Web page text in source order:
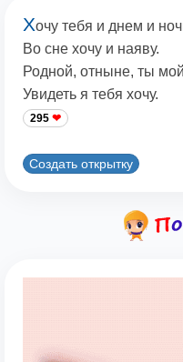
Хочу тебя и днем и
Во сне хочу и наяву.
Родной, отныне, ты
Увидеть я тебя хочу.
295
Создать открытку